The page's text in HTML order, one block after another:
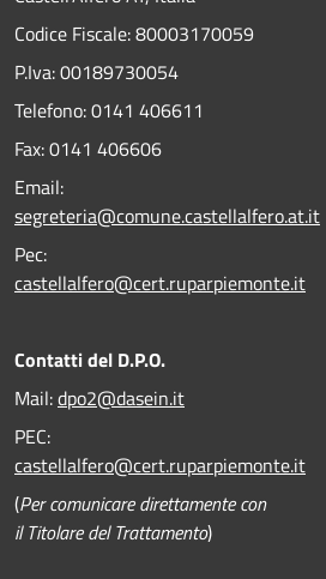
Codice Fiscale: 80003170059
P.Iva: 00189730054
Telefono:0141 406611
Fax:0141 406606
Email:
segreteria@comune.castellalfero.at.it
Pec:
castellalfero@cert.ruparpiemonte.it
Contatti del D.P.O.
Mail:dpo2@dasein.it
PEC:
castellalfero@cert.ruparpiemonte.it
(Per comunicare direttamente con
il Titolare del Trattamento)